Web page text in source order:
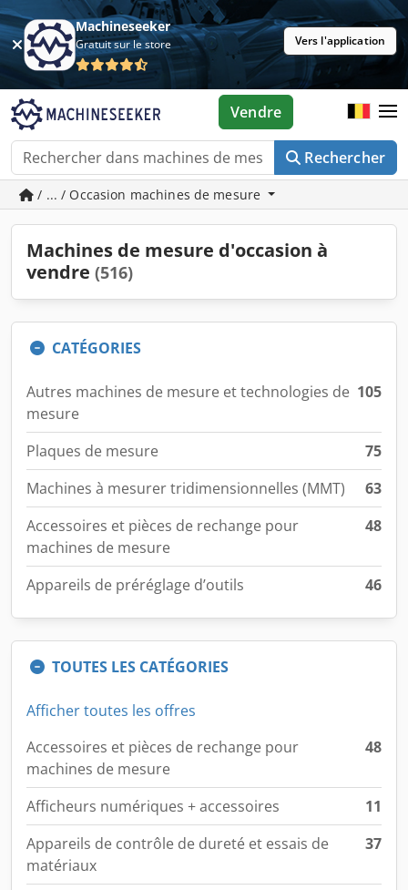
Machineseeker
Gratuit sur le store Vers l'application
Rechercher
Vendre
/ ... / Occasion machines de mesure
Machines de mesure d'occasion à
vendre (516)
CATÉGORIES
Autres machines de mesure et technologies de
mesure
105
Plaques de mesure
75
Machines à mesurer tridimensionnelles (MMT)
63
Accessoires et pièces de rechange pour
machines de mesure
48
Appareils de préréglage d’outils 46
TOUTES LES CATÉGORIES
Afficher toutes les offres
Accessoires et pièces de rechange pour
machines de mesure
48
Afficheurs numériques + accessoires
11
Appareils de contrôle de dureté et essais de
matériaux
37